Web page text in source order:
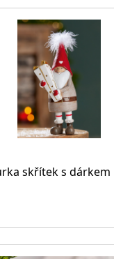
skřítek s dárkem